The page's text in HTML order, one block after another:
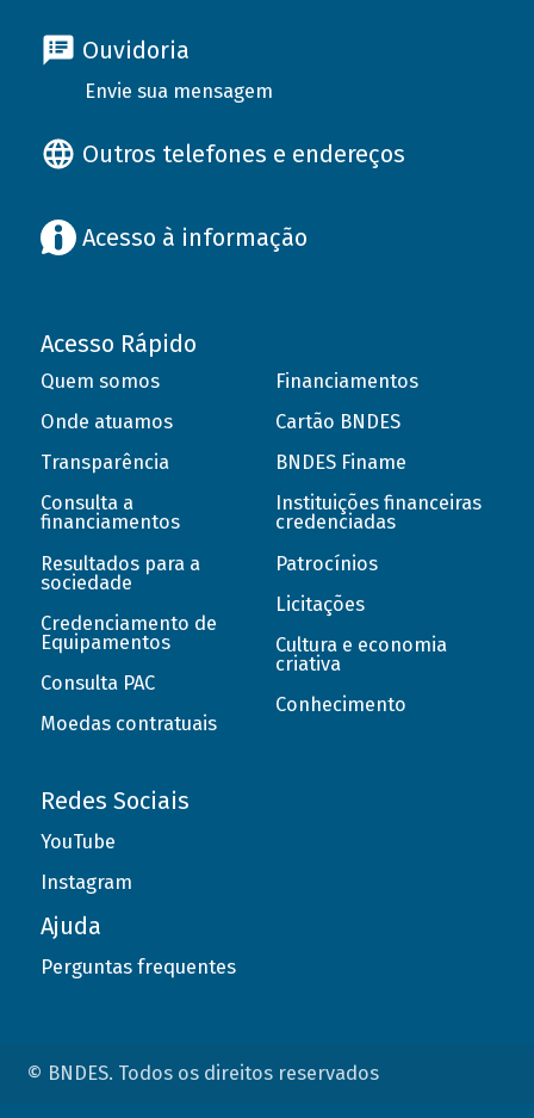
Ouvidoria
Envie sua mensagem
Outros telefones e endereços
Acesso à informação
Acesso Rápido
Quem somos
Onde atuamos
Transparência
Consulta a
financiamentos
Resultados para a
sociedade
Credenciamento de
Equipamentos
Consulta PAC
Moedas contratuais
Financiamentos
Cartão BNDES
BNDES Finame
Instituições financeiras
credenciadas
Patrocínios
Licitações
Cultura e economia
criativa
Conhecimento
Redes Sociais
YouTube
Instagram
Ajuda
Perguntas frequentes
© BNDES. Todos os direitos reservados